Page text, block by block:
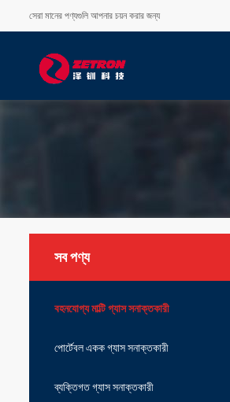
সেরা মানের পণ্যগুলি আপনার চয়ন করার জন্য
সব পণ্য
বহনযোগ্য মাল্টি গ্যাস সনাক্তকারী
পোর্টেবল একক গ্যাস সনাক্তকারী
ব্যক্তিগত গ্যাস সনাক্তকারী